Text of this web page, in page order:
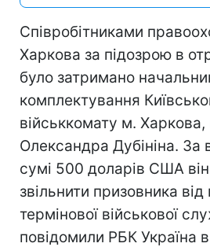
Співробітниками
Харкова за підозрою в
було затримано
комплектування
військкомату м.
Олександра Дубініна. За
сумі 500 доларів США
звільнити призовника
термінової військової
повідомили РБК Україна